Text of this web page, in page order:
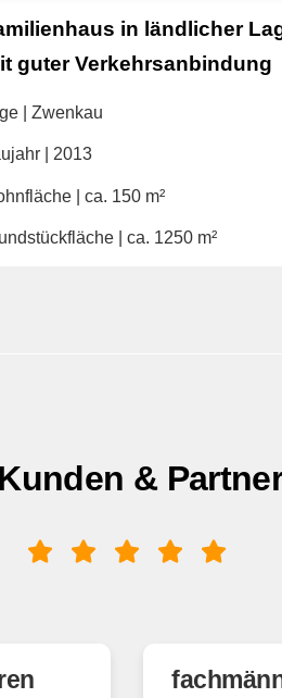
in ländlicher
guter Verkehrsanbindung
| Zwenkau
| 2013
| ca. 150 m²
| ca. 1250 m²
&